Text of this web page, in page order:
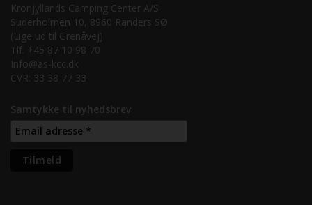
Kronjyllands Camping Center A/S
Suderholmen 10, 8960 Randers SØ
(Lige ud til Grenåvej)
Tlf. +45 87 10 98 70
Info@as-kcc.dk
CVR: 33 38 77 33
Samtykke til nyhedsbrev